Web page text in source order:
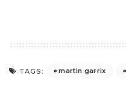
TAGS: martin garrix